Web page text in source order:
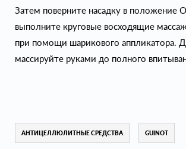
Затем поверните насадку в положение
выполните круговые восходящие
при помощи шарикового аппликатора.
массируйте руками до полного
АНТИЦЕЛЛЮЛИТНЫЕ СРЕДСТВА GUINOT